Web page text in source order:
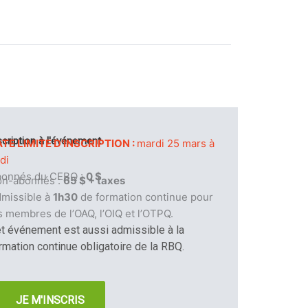
à l'événement
LIMITE D'INSCRIPTION : mardi 25 mars à
du CEBQ :0 $
abonnés :65 $ + taxes
à1h30 de formation continue pour
membres de l’OAQ, l’OIQ et l’OTPQ.
événement est aussi admissible à la
continue obligatoire de la RBQ.
JE M'INSCRIS